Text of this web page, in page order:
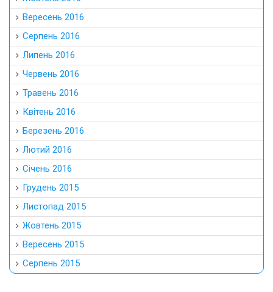
Вересень 2016
Серпень 2016
Липень 2016
Червень 2016
Травень 2016
Квітень 2016
Березень 2016
Лютий 2016
Січень 2016
Грудень 2015
Листопад 2015
Жовтень 2015
Вересень 2015
Серпень 2015